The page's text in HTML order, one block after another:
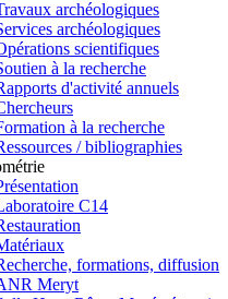
archéologiques
archéologiques
scientifiques
à la recherche
d'activité annuels
à la recherche
/ bibliographies
C14
formations, diffusion
Meryt